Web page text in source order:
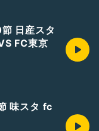
日産スタ
FC東京
味スタ fc